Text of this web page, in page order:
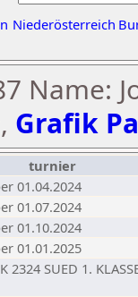
Niederösterreich
Name:
, Grafik
turnier
01.04.2024
01.07.2024
01.10.2024
01.01.2025
2324 SUED 1.